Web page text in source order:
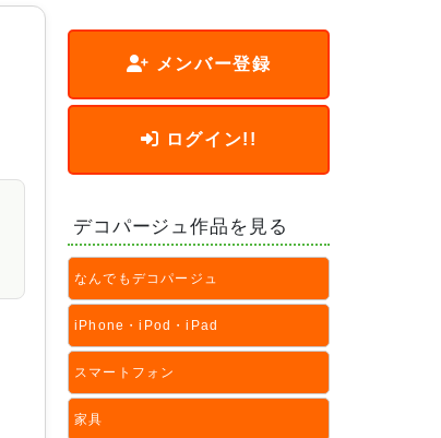
メンバー登録
ログイン!!
デコパージュ作品を見る
なんでもデコパージュ
iPhone・iPod・iPad
スマートフォン
家具